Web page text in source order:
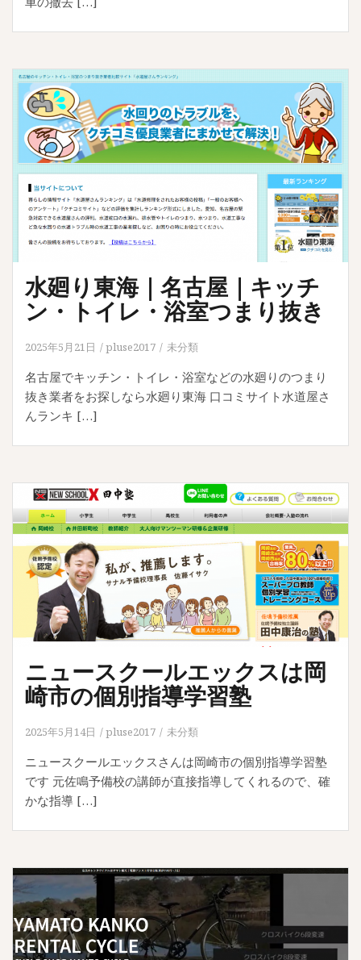
水廻り東海｜名古屋｜キッチ
ン・トイレ・浴室つまり抜き
2025年5月21日 pluse2017 未分類
名古屋でキッチン・トイレ・浴室などの水廻りのつまり
抜き業者をお探しなら水廻り東海 口コミサイト水道屋さ
んランキ […]
ニュースクールエックスは岡
崎市の個別指導学習塾
2025年5月14日 pluse2017 未分類
ニュースクールエックスさんは岡崎市の個別指導学習塾
です 元佐鳴予備校の講師が直接指導してくれるので、確
かな指導 […]